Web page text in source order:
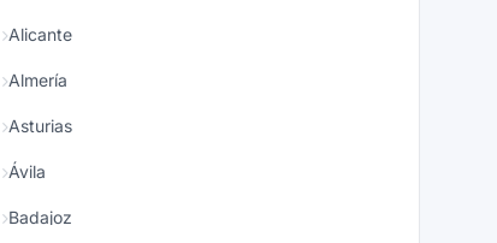
Alicante
Almería
Asturias
Ávila
Badajoz